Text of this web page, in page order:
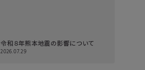
令和８年熊本地震の影響について
2026.07.29